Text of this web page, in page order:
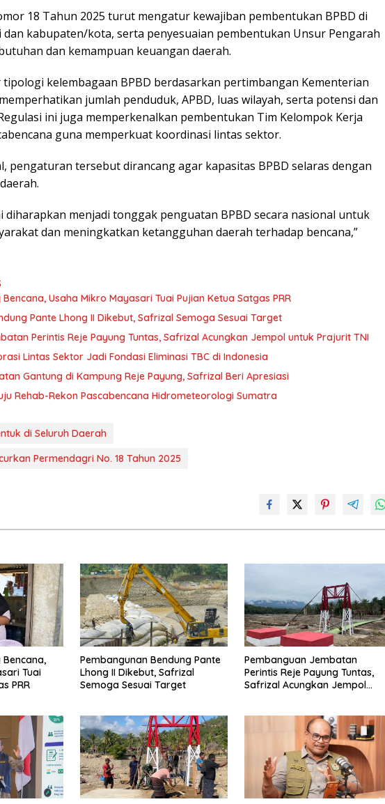
18 Tahun 2025 turut mengatur kewajiban pembentukan BPBD di
kabupaten/kota, serta penyesuaian pembentukan Unsur Pengarah
dan kemampuan keuangan daerah.
kelembagaan BPBD berdasarkan pertimbangan Kementerian
jumlah penduduk, APBD, luas wilayah, serta potensi dan
ini juga memperkenalkan pembentukan Tim Kelompok Kerja
guna memperkuat koordinasi lintas sektor.
pengaturan tersebut dirancang agar kapasitas BPBD selaras dengan
diharapkan menjadi tonggak penguatan BPBD secara nasional untuk
dan meningkatkan ketangguhan daerah terhadap bencana,”
Usaha Mikro Mayasari Tuai Pujian Ketua Satgas PRR
Pante Lhong II Dikebut, Safrizal Semoga Sesuai Target
Perintis Reje Payung Tuntas, Safrizal Acungkan Jempol untuk Prajurit TNI
Lintas Sektor Jadi Fondasi Eliminasi TBC di Indonesia
Gantung di Kampung Reje Payung, Safrizal Beri Apresiasi
Rehab-Rekon Pascabencana Hidrometeorologi Sumatra
di Seluruh Daerah
Permendagri No. 18 Tahun 2025
Tuai
PRR
Pembangunan Bendung Pante
Lhong II Dikebut, Safrizal
Semoga Sesuai Target
Pembanguan Jembatan
Perintis Reje Payung Tuntas,
Safrizal Acungkan Jempol